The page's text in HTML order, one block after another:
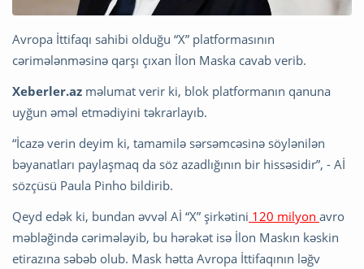
Avropa İttifaqı sahibi olduğu “X” platformasının
cərimələnməsinə qarşı çıxan İlon Maska cavab verib.
Xeberler.az məlumat verir ki, blok platformanın qanuna
uyğun əməl etmədiyini təkrarlayıb.
“İcazə verin deyim ki, tamamilə sərsəmcəsinə söylənilən
bəyanatları paylaşmaq da söz azadlığının bir hissəsidir”, - Aİ
sözçüsü Paula Pinho bildirib.
Qeyd edək ki, bundan əvvəl Aİ “X” şirkətini 120 milyon avro
məbləğində cərimələyib, bu hərəkət isə İlon Maskın kəskin
etirazına səbəb olub. Mask hətta Avropa İttifaqının ləğv